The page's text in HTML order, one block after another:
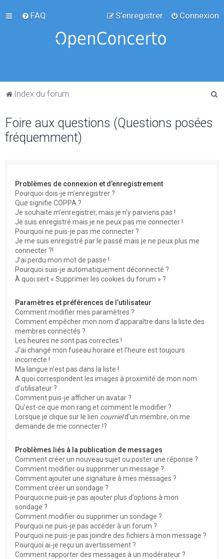
FAQ Connexion
S’enregistrer
Index du forum
Foire aux questions (Questions posées
fréquemment)
Problèmes de connexion et d’enregistrement
Pourquoi dois-je m’enregistrer ?
Que signifie COPPA ?
Je souhaite m’enregistrer, mais je n’y parviens pas !
Je suis enregistré mais je ne peux pas me connecter !
Pourquoi ne puis-je pas me connecter ?
Je me suis enregistré par le passé mais je ne peux plus me
connecter ?!
J’ai perdu mon mot de passe !
Pourquoi suis-je automatiquement déconnecté ?
À quoi sert « Supprimer les cookies du forum » ?
Paramètres et préférences de l’utilisateur
Comment modifier mes paramètres ?
Comment empêcher mon nom d’apparaître dans la liste des
membres connectés ?
Les heures ne sont pas correctes !
J’ai changé mon fuseau horaire et l’heure est toujours
incorrecte !
Ma langue n’est pas dans la liste !
A quoi correspondent les images à proximité de mon nom
d’utilisateur ?
Comment puis-je afficher un avatar ?
Qu’est-ce que mon rang et comment le modifier ?
Lorsque je clique sur le lien courrield’un membre, on me
demande de me connecter !?
Problèmes liés à la publication de messages
Comment créer un nouveau sujet ou poster une réponse ?
Comment modifier ou supprimer un message ?
Comment ajouter une signature à mes messages ?
Comment créer un sondage ?
Pourquoi ne puis-je pas ajouter plus d’options à mon
sondage ?
Comment modifier ou supprimer un sondage ?
Pourquoi ne puis-je pas accéder à un forum ?
Pourquoi ne puis-je pas joindre des fichiers à mon message ?
Pourquoi ai-je reçu un avertissement ?
Comment rapporter des messages à un modérateur ?